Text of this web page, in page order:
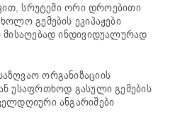
სრუტეში ორი დროებითი
გემების ეკიპაჟები
მისაღებად ინდივიდუალურად
ორგანიზაციის
უსაფრთხოდ გასული გემების
ანგარიშები